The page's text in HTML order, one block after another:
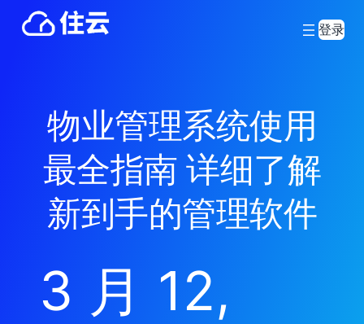
登录
物业管理系统使用
最全指南 详细了解
新到手的管理软件
3 月 12,